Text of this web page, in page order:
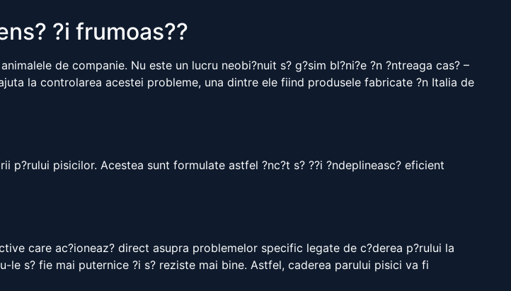
?i frumoas??
de companie. Nu este un lucru neobi?nuit s? g?sim bl?ni?e ?n ?ntreaga cas? –
la controlarea acestei probleme, una dintre ele fiind produsele fabricate ?n Italia de
p?rului pisicilor. Acestea sunt formulate astfel ?nc?t s? ??i ?ndeplineasc? eficient
care ac?ioneaz? direct asupra problemelor specific legate de c?derea p?rului la
le s? fie mai puternice ?i s? reziste mai bine. Astfel, caderea parului pisici va fi